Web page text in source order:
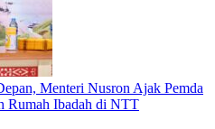
Menteri Nusron Ajak Pemda
Rumah Ibadah di NTT